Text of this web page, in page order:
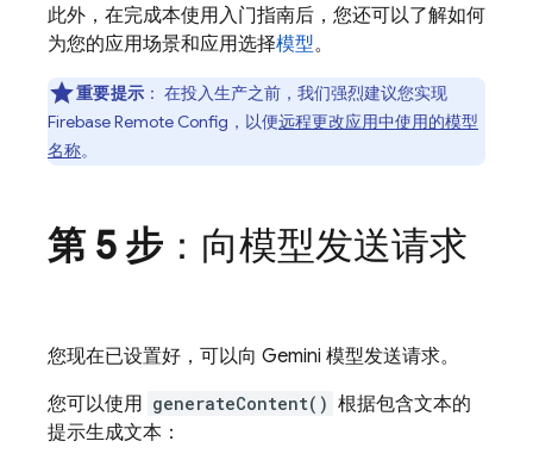
此外，在完成本使用入门指南后，您还可以了解如何
为您的应用场景和应用选择模型。
重要提示 ： 在投入生产之前，我们强烈建议您实现
Firebase Remote Config ，以便远程更改应用中使用的模型
名称。
第 5 步 ：向模型发送请求
您现在已设置好，可以向 Gemini 模型发送请求。
您可以使用 generateContent() 根据包含文本的
提示生成文本：